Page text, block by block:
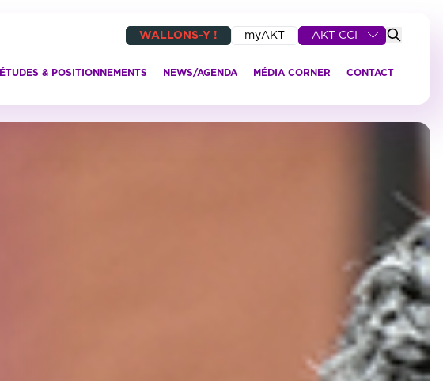
WALLONS-Y ! myAKT AKT CCI
ÉTUDES & POSITIONNEMENTS NEWS/AGENDA MÉDIA CORNER CONTACT